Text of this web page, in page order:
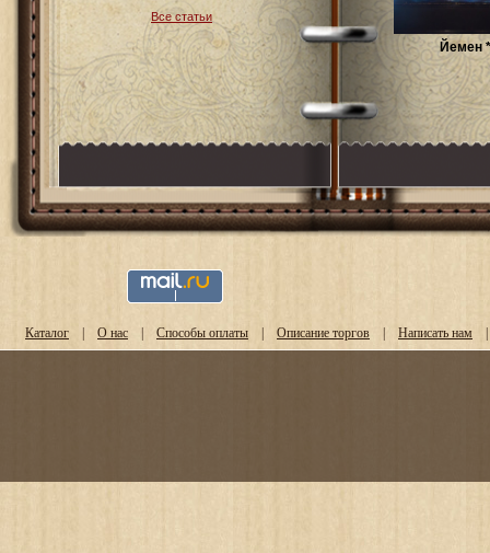
Все статьи
Йемен
Каталог | О нас | Способы оплаты | Описание торгов | Написать нам |